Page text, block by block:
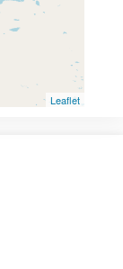
Leaflet